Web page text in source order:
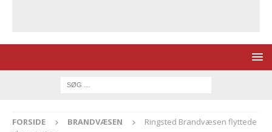
FORSIDE BRANDVÆSEN
Ringsted Brandvæsen flyttede